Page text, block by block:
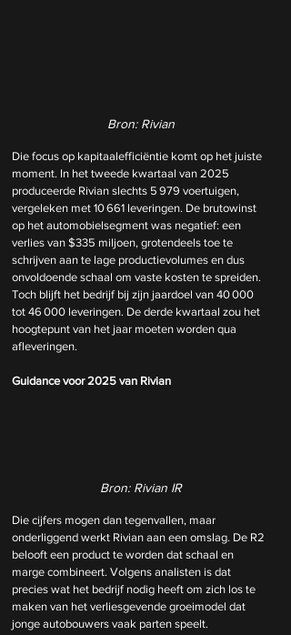
Bron: Rivian
Die focus op kapitaalefficiëntie komt op het juiste
moment. In het tweede kwartaal van 2025
produceerde Rivian slechts 5 979 voertuigen,
vergeleken met 10 661 leveringen. De brutowinst
op het automobielsegment was negatief: een
verlies van $335 miljoen, grotendeels toe te
schrijven aan te lage productievolumes en dus
onvoldoende schaal om vaste kosten te spreiden.
Toch blijft het bedrijf bij zijn jaardoel van 40 000
tot 46 000 leveringen. De derde kwartaal zou het
hoogtepunt van het jaar moeten worden qua
afleveringen.
Guidance voor 2025 van Rivian
Bron: Rivian IR
Die cijfers mogen dan tegenvallen, maar
onderliggend werkt Rivian aan een omslag. De R2
belooft een product te worden dat schaal en
marge combineert. Volgens analisten is dat
precies wat het bedrijf nodig heeft om zich los te
maken van het verliesgevende groeimodel dat
jonge autobouwers vaak parten speelt.